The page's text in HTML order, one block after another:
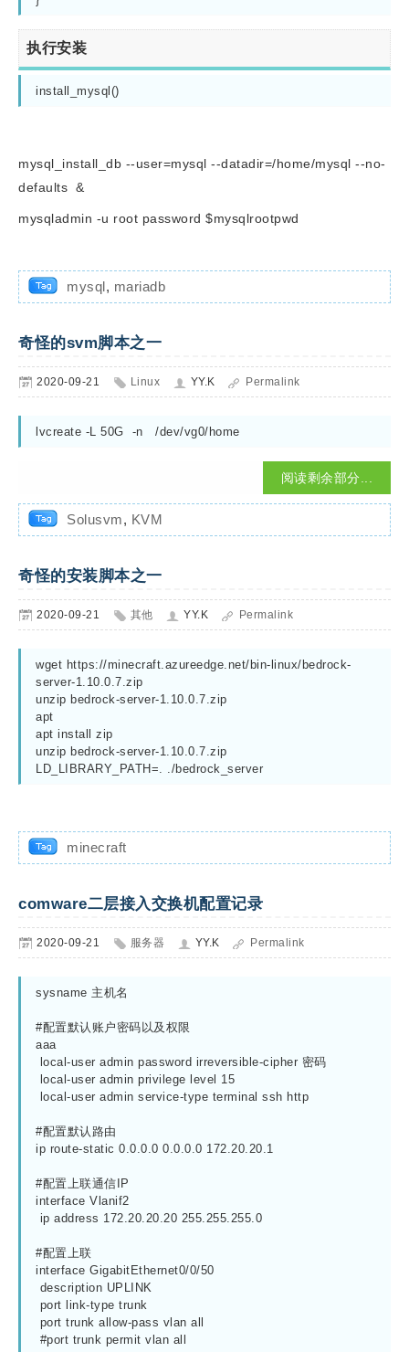
执行安装
install_mysql()
mysql_install_db --user=mysql --datadir=/home/mysql --no-
defaults &
mysqladmin -u root password $mysqlrootpwd
mysql, mariadb
奇怪的svm脚本之一
2020-09-21 Linux YY.K Permalink
lvcreate -L 50G  -n   /dev/vg0/home
阅读剩余部分...
Solusvm, KVM
奇怪的安装脚本之一
2020-09-21 其他 YY.K Permalink
wget https://minecraft.azureedge.net/bin-linux/bedrock-
server-1.10.0.7.zip
unzip bedrock-server-1.10.0.7.zip
apt
apt install zip
unzip bedrock-server-1.10.0.7.zip
LD_LIBRARY_PATH=. ./bedrock_server
minecraft
comware二层接入交换机配置记录
2020-09-21 服务器 YY.K Permalink
sysname 主机名
#配置默认账户密码以及权限
aaa
local-user admin password irreversible-cipher 密码
local-user admin privilege level 15
local-user admin service-type terminal ssh http
#配置默认路由
ip route-static 0.0.0.0 0.0.0.0 172.20.20.1
#配置上联通信IP
interface Vlanif2
ip address 172.20.20.20 255.255.255.0
#配置上联
interface GigabitEthernet0/0/50
description UPLINK
port link-type trunk
port trunk allow-pass vlan all
#port trunk permit vlan all